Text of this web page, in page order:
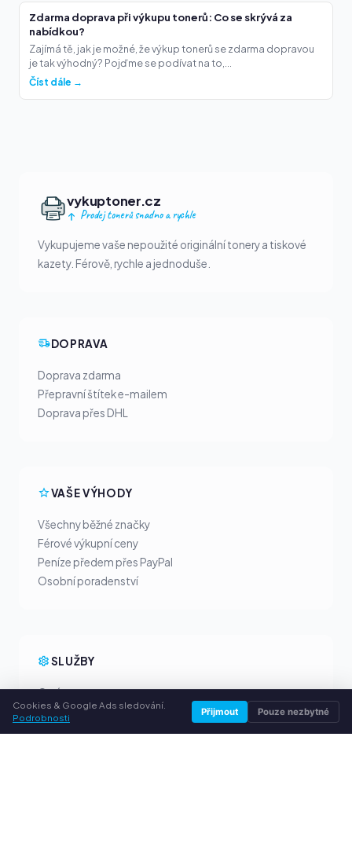
Zdarma doprava při výkupu tonerů: Co se skrývá za
nabídkou?
Zajímá tě, jak je možné, že výkup tonerů se zdarma dopravou
je tak výhodný? Pojďme se podívat na to,...
Číst dále →
vykuptoner.cz
Prodej tonerů snadno a rychle
Vykupujeme vaše nepoužité originální tonery a tiskové
kazety. Férově, rychle a jednoduše.
DOPRAVA
Doprava zdarma
Přepravní štítek e-mailem
Doprava přes DHL
VAŠE VÝHODY
Všechny běžné značky
Férové výkupní ceny
Peníze předem přes PayPal
Osobní poradenství
SLUŽBY
O nás
Ochrana osobních údajů
Cookies & Google Ads sledování.
Podrobnosti
Přijmout Pouze nezbytné